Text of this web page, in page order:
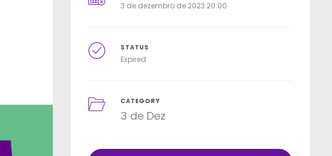
3 de dezembro de 2023 20:00
STATUS
Expired
CATEGORY
3 de Dez